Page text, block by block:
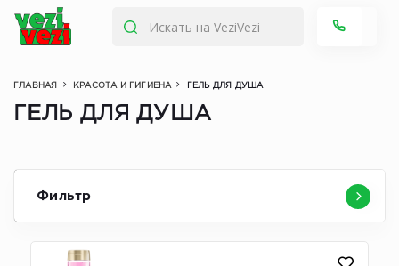
ГЛАВНАЯ КРАСОТА И ГИГИЕНА ГЕЛЬ ДЛЯ ДУША
ГЕЛЬ ДЛЯ ДУША
Фильтр